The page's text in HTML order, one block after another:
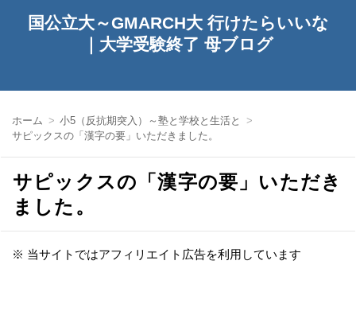
国公立大～GMARCH大 行けたらいいな
｜大学受験終了 母ブログ
ホーム
小5（反抗期突入）～塾と学校と生活と
サピックスの「漢字の要」いただきました。
サピックスの「漢字の要」いただき
ました。
※ 当サイトではアフィリエイト広告を利用しています